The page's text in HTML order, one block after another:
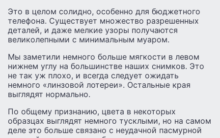
Это в целом солидно, особенно для бюджетного
телефона. Существует множество разрешенных
деталей, и даже мелкие узоры получаются
великолепными с минимальным муаром.
Мы заметили немного больше мягкости в левом
нижнем углу на большинстве наших снимков. Это
не так уж плохо, и всегда следует ожидать
немного «линзовой лотереи». Остальные края
выглядят нормально.
По общему признанию, цвета в некоторых
образцах выглядят немного тусклыми, но на самом
деле это больше связано с неудачной пасмурной